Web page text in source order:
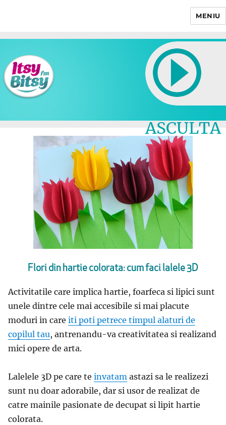
MENIU
ASCULTA
LIVE
Flori din hartie colorata: cum faci lalele 3D
Activitatile care implica hartie, foarfeca si lipici sunt
unele dintre cele mai accesibile si mai placute
moduri in care iti poti petrece timpul alaturi de
copilul tau, antrenandu-va creativitatea si realizand
mici opere de arta.
Lalelele 3D pe care te invatam astazi sa le realizezi
sunt nu doar adorabile, dar si usor de realizat de
catre mainile pasionate de decupat si lipit hartie
colorata.